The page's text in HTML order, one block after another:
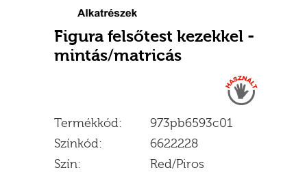
Figura felsőtest kezekkel -
mintás/matricás
Termékkód:
973pb6593c01
Színkód:
6622228
Szín:
Red/Piros